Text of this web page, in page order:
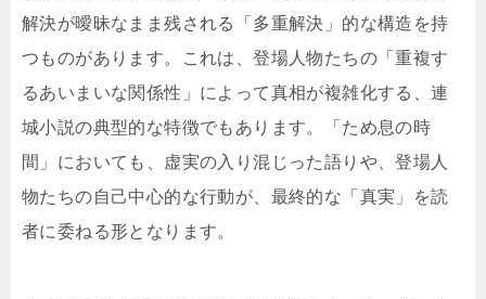
解決が曖昧なまま残される「多重解決」的な構造を持
つものがあります。これは、登場人物たちの「重複す
るあいまいな関係性」によって真相が複雑化する、連
城小説の典型的な特徴でもあります。「ため息の時
間」においても、虚実の入り混じった語りや、登場人
物たちの自己中心的な行動が、最終的な「真実」を読
者に委ねる形となります。